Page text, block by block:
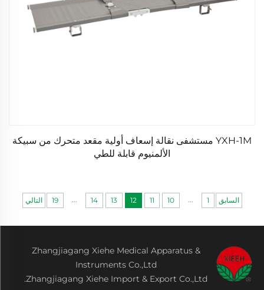
YXH-1M مستشفى نقالة إسعاف أولية مقعد متحرك من سبيكة
الألمنيوم قابلة للطي
السابق 1
...
10
11
12
13
14
...
19 التالي
Zhangjiagang Xiehe Medical Apparatus &
Instruments Co.,Ltd
Zhangjiagang Xiehe Import & Export Co.,Ltd.